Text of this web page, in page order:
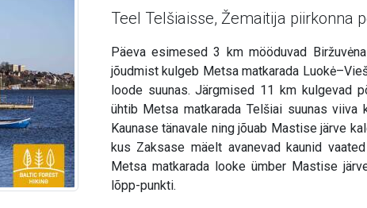
Teel Telšiaisse, Žemaitija piirkonna
Päeva esimesed 3 km mööduvad
jõudmist kulgeb Metsa matkarada
loode suunas. Järgmised 11 km kulgevad
ühtib Metsa matkarada Telšiai suunas viiva
Kaunase tänavale ning jõuab Mastise järve
kus Zaksase mäelt avanevad kaunid
Metsa matkarada looke ümber Mastise
lõpp-punkti.